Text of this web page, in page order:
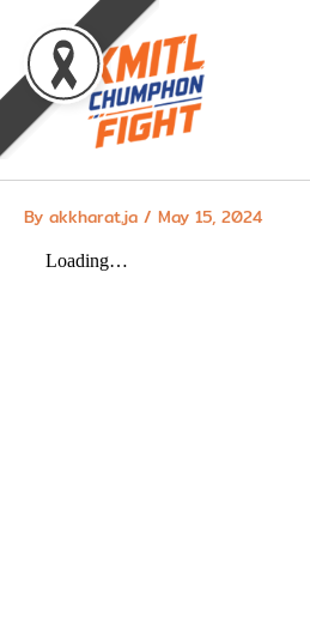
content
By akkharat.ja / May 15, 2024